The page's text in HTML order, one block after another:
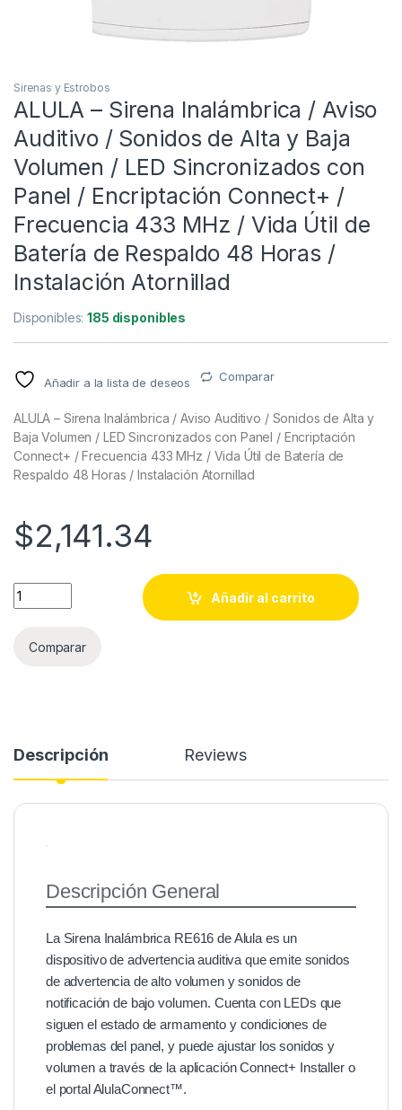
Sirenas y Estrobos
ALULA – Sirena Inalámbrica / Aviso
Auditivo / Sonidos de Alta y Baja
Volumen / LED Sincronizados con
Panel / Encriptación Connect+ /
Frecuencia 433 MHz / Vida Útil de
Batería de Respaldo 48 Horas /
Instalación Atornillad
Disponibles:185 disponibles
Añadir a la lista de deseos Comparar
ALULA – Sirena Inalámbrica / Aviso Auditivo / Sonidos de Alta y
Baja Volumen / LED Sincronizados con Panel / Encriptación
Connect+ / Frecuencia 433 MHz / Vida Útil de Batería de
Respaldo 48 Horas / Instalación Atornillad
$2,141.34
ALULA - Sirena Inalámbrica / Aviso Auditivo / Sonidos de
Añadir al carrito
Comparar
Descripción Reviews
Descripción General
La Sirena Inalámbrica RE616 de Alula es un
dispositivo de advertencia auditiva que emite sonidos
de advertencia de alto volumen y sonidos de
notificación de bajo volumen. Cuenta con LEDs que
siguen el estado de armamento y condiciones de
problemas del panel, y puede ajustar los sonidos y
volumen a través de la aplicación Connect+ Installer o
el portal AlulaConnect™.